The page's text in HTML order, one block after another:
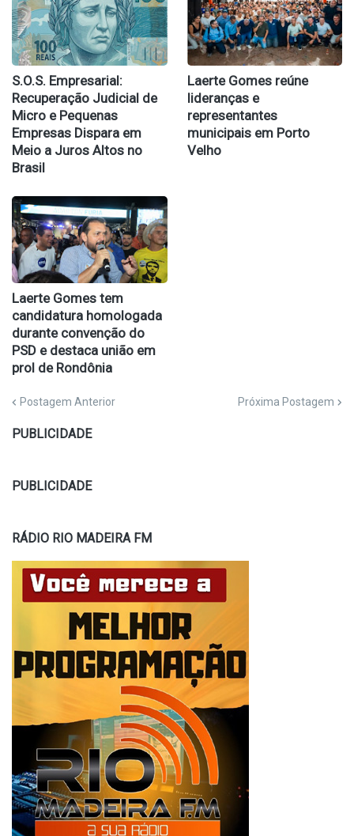
S.O.S. Empresarial:
Recuperação Judicial de
Micro e Pequenas
Empresas Dispara em
Meio a Juros Altos no
Brasil
Laerte Gomes reúne
lideranças e
representantes
municipais em Porto
Velho
Laerte Gomes tem
candidatura homologada
durante convenção do
PSD e destaca união em
prol de Rondônia
Postagem Anterior Próxima Postagem
PUBLICIDADE
PUBLICIDADE
RÁDIO RIO MADEIRA FM